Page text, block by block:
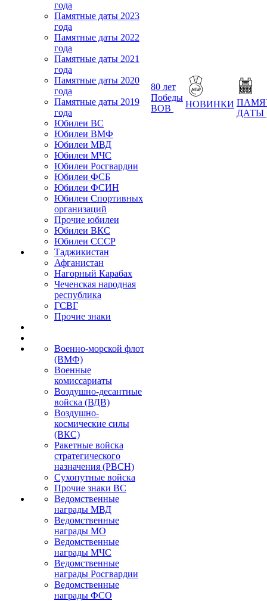
года
Памятные даты 2023
года
Памятные даты 2022
года
Памятные даты 2021
года
Памятные даты 2020
года
Памятные даты 2019
года
Юбилеи ВС
Юбилеи ВМФ
Юбилеи МВД
Юбилеи МЧС
Юбилеи Росгвардии
Юбилеи ФСБ
Юбилеи ФСИН
Юбилеи Спортивных
организаций
Прочие юбилеи
Юбилеи ВКС
Юбилеи СССР
Таджикистан
Афганистан
Нагорный Карабах
Чеченская народная
республика
ГСВГ
Прочие знаки
Военно-морской флот
(ВМФ)
Военные
комиссариаты
Воздушно-десантные
войска (ВДВ)
Воздушно-
космические силы
(ВКС)
Ракетные войска
стратегического
назначения (РВСН)
Сухопутные войска
Прочие знаки ВС
Ведомственные
награды МВД
Ведомственные
награды МО
Ведомственные
награды МЧС
Ведомственные
награды Росгвардии
Ведомственные
награды ФСО
80 лет
Победы
ВОВ
НОВИНКИ
ДАТЫ